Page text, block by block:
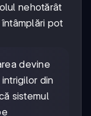
nehotărât
pot
devine
din
sistemul